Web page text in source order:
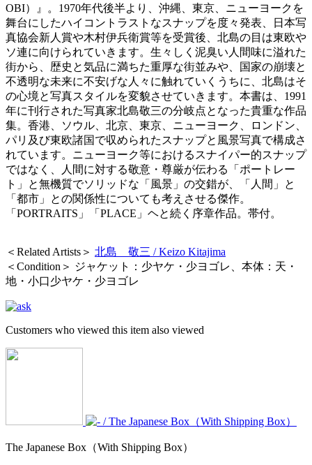
OBI）』。1970年代後半より、沖縄、東京、ニューヨークを
舞台にしたハイコントラストなスナップを度々発表、日本写
真協会新人賞や木村伊兵衛賞等を受賞後、北島の目は東欧や
ソ連に向けられていきます。生々しく泥臭い人間味に溢れた
街から、歴史と気品に満ちた重厚な街並みや、国家の崩壊と
不透明な未来に不安げな人々に触れていくうちに、北島はそ
の心境と写真スタイルを変貌させていきます。本書は、1991
年に刊行された写真家北島敬三の分岐点となった貴重な作品
集。香港、ソウル、北京、東京、ニューヨーク、ロンドン、
パリ及び東欧諸国で収められたスナップと風景写真で構成さ
れています。ニューヨーク等におけるスナイパー的スナップ
ではなく、人間に対する敬意・尊厳が伝わる「ポートレー
ト」と無機質でソリッドな「風景」の交錯が、「人間」と
「都市」との関係性についても考えさせる傑作。
「PORTRAITS」「PLACE」ヘと続く序章作品。帯付。
＜Related Artists＞ 北島 敬三 / Keizo Kitajima
＜Condition＞ ジャケット：少ヤケ・少ヨゴレ、本体：天・
地・小口少ヤケ・少ヨゴレ
Customers who viewed this item also viewed
The Japanese Box（With Shipping Box）